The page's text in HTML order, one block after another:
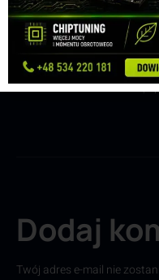
Duis aute irure dolor in
dolore eu fugiat nulla
non proident, sunt in
laborum. Ut enim ad
ullamco laboris nisi ut
Dodaj
Twój adres e-mail nie